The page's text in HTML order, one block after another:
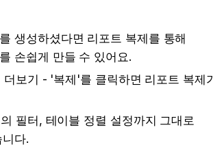
생성하셨다면 리포트 복제를 통해
손쉽게 만들 수 있어요.
보기 - '복제'를 클릭하면 리포트 복제
필터, 테이블 정렬 설정까지 그대로
다.